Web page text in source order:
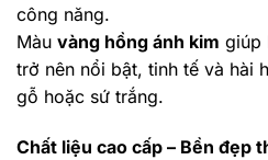
công năng.
Màu vàng hồng ánh kim giúp
trở nên nổi bật, tinh tế và hài
gỗ hoặc sứ trắng.
Chất liệu cao cấp – Bền đẹp